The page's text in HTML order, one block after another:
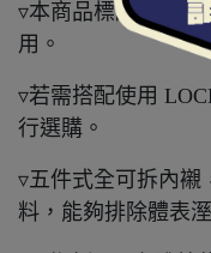
▿本商品標配為含
用。
▿若需搭配使用
行選購。
▿五件式全可拆內襯
料，能夠排除體表